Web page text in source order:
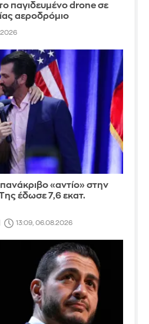
παγιδευμένο drone σε
αεροδρόμιο
«αντίο» στην
Της έδωσε 7,6 εκατ.
13:09, 06.08.2026